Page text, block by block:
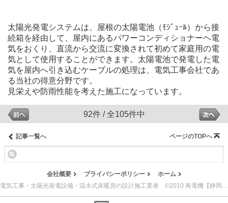
太陽光発電システムは、屋根の太陽電池（ﾓｼﾞｭｰﾙ）から接
続箱を経由して、屋内にあるパワーコンディショナーヘ電
気をおくり、直流から交流に変換されて初めて家庭用の電
気として使用することができます。太陽電池で発電した電
気を屋内へ引き込むケーブルの処理は、電気工事会社であ
る当社の得意分野です。
見栄えや防雨性能を考えた施工になっています。
92件 / 全105件中
記事一覧へ ページのTOPへ
会社概要 プライバシーポリシー
ホーム
電気工事・太陽光発電設備・温水式床暖房の設計施工業者 ©2010 寿電機【静岡県島田市】